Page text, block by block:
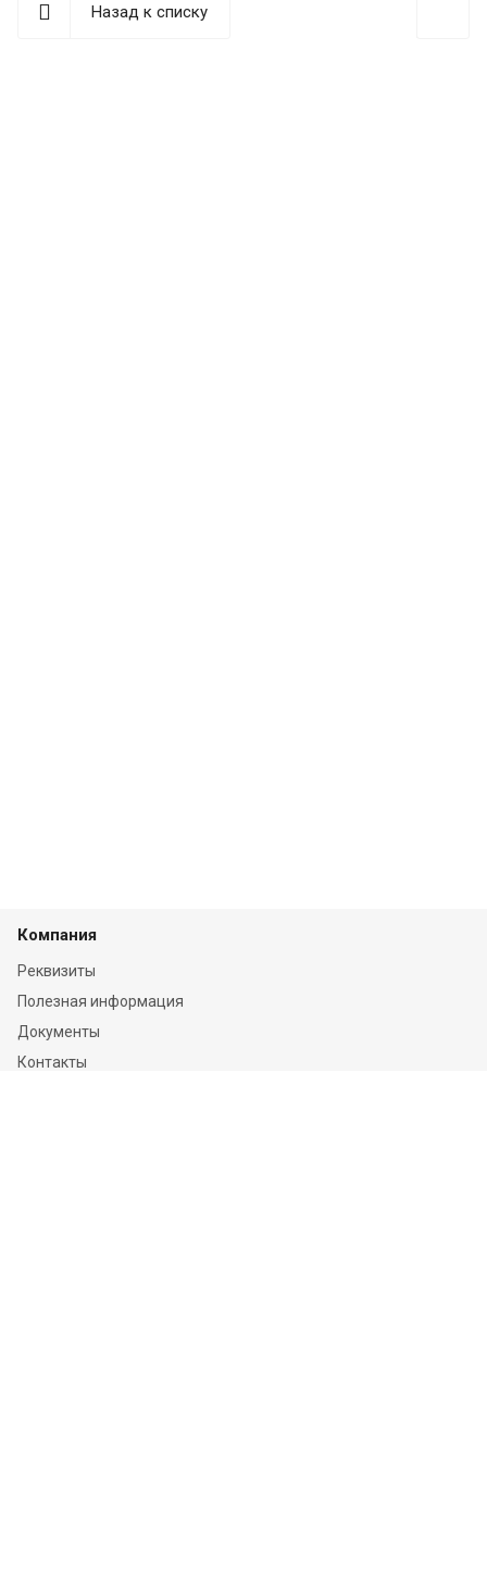
Назад к списку
Компания
Реквизиты
Полезная информация
Документы
Контакты